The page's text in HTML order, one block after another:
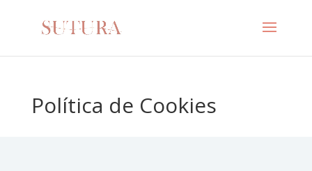
Política de Cookies